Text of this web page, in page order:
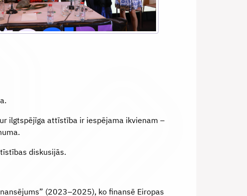
ilgtspējīga attīstība ir iespējama ikvienam –
diskusijās.
(2023–2025), ko finansē Eiropas